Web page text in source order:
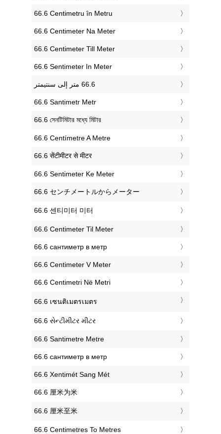
‎66.6 Centimetru în Metru
‎66.6 Centimeter Na Meter
‎66.6 Centimeter Till Meter
‎66.6 Sentimeter In Meter
‎66.6 Santimetr Metr
‎66.6 সেনটিমিটার মধ্যে মিটার
‎66.6 Centímetre A Metre
‎66.6 सेंटीमीटर से मीटर
‎66.6 Sentimeter Ke Meter
‎66.6 センチメートルからメーター
‎66.6 센티미터 미터
‎66.6 Centimeter Til Meter
‎66.6 сантиметр в метр
‎66.6 Centimeter V Meter
‎66.6 Centimetri Në Metri
‎66.6 เซนติเมตรเมตร
‎66.6 સેન્ટીમીટર મીટર
‎66.6 Santimetre Metre
‎66.6 сантиметр в метр
‎66.6 Xentimét Sang Mét
‎66.6 厘米为米
‎66.6 厘米至米
‎66.6 Centimetres To Metres